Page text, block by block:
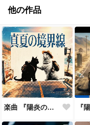
他の作品
楽曲 『陽炎のロードムービー 〜Scorching and Mirage〜』アクリルミュージック 歌うイラスト